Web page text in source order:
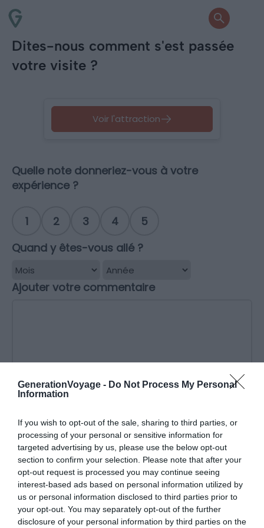
GenerationVoyage - Do Not Process My Personal
Information
If you wish to opt-out of the sale, sharing to third parties, or
processing of your personal or sensitive information for
targeted advertising by us, please use the below opt-out
section to confirm your selection. Please note that after your
opt-out request is processed you may continue seeing
interest-based ads based on personal information utilized by
us or personal information disclosed to third parties prior to
your opt-out. You may separately opt-out of the further
disclosure of your personal information by third parties on the
Dites-nous comment s'est passée
votre visite ?
Voir l'attraction
Quelle note donneriez-vous à votre
expérience ?
1 2 3 4
5
Quand y êtes-vous allé ?
Ajouter votre commentaire
Nom*
Email